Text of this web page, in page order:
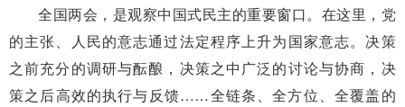
全国两会，是观察中国式民主的重要窗口。在这里，党
的主张、人民的意志通过法定程序上升为国家意志。决策
之前充分的调研与酝酿，决策之中广泛的讨论与协商，决
策之后高效的执行与反馈……全链条、全方位、全覆盖的